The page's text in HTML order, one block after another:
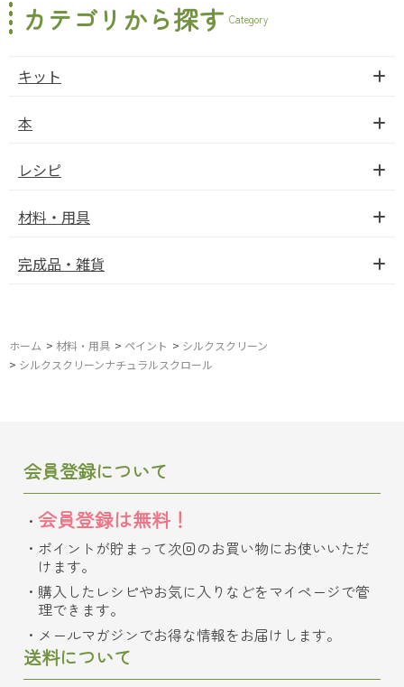
カテゴリから探す Category
キット
本
レシピ
材料・用具
完成品・雑貨
ホーム > 材料・用具 > ペイント > シルクスクリーン
> シルクスクリーンナチュラルスクロール
会員登録について
会員登録は無料！
ポイントが貯まって次回のお買い物にお使いいただ
けます。
購入したレシピやお気に入りなどをマイページで管
理できます。
メールマガジンでお得な情報をお届けします。
送料について